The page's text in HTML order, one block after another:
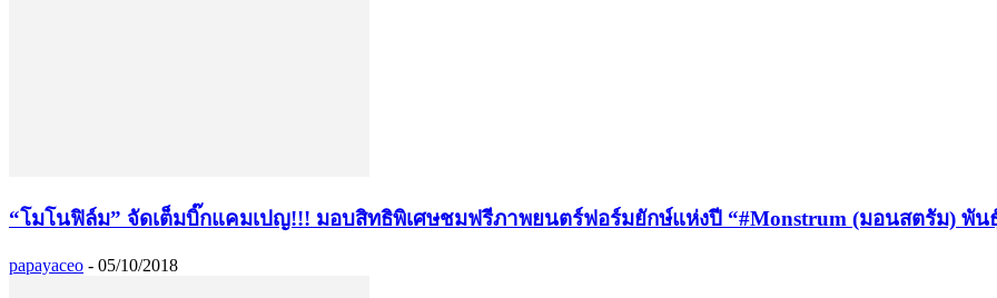
“โมโนฟิล์ม” จัดเต็มบิ๊กแคมเปญ!!! มอบสิทธิพิเศษชมฟรีภาพยนตร์ฟอร์มยักษ์แห่งปี “#Monstrum (มอนสตรัม) พัน
papayaceo - 05/10/2018